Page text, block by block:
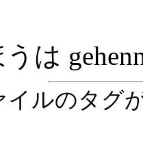
は
イルのタグ